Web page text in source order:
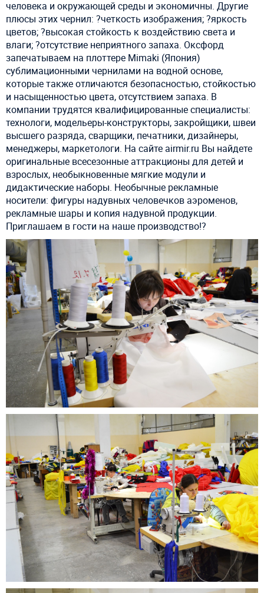
человека и окружающей среды и экономичны. Другие
плюсы этих чернил: ?четкость изображения; ?яркость
цветов; ?высокая стойкость к воздействию света и
влаги; ?отсутствие неприятного запаха. Оксфорд
запечатываем на плоттере Mimaki (Япония)
сублимационными чернилами на водной основе,
которые также отличаются безопасностью, стойкостью
и насыщенностью цвета, отсутствием запаха. В
компании трудятся квалифицированные специалисты:
технологи, модельеры-конструкторы, закройщики, швеи
высшего разряда, сварщики, печатники, дизайнеры,
менеджеры, маркетологи. На сайте airmir.ru Вы найдете
оригинальные всесезонные аттракционы для детей и
взрослых, необыкновенные мягкие модули и
дидактические наборы. Необычные рекламные
носители: фигуры надувных человечков аэроменов,
рекламные шары и копия надувной продукции.
Приглашаем в гости на наше производство!?